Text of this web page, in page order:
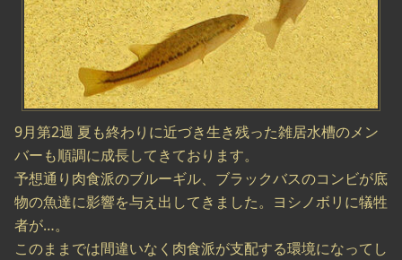
9月第2週 夏も終わりに近づき生き残った雑居水槽のメン
バーも順調に成長してきております。
予想通り肉食派のブルーギル、ブラックバスのコンビが底
物の魚達に影響を与え出してきました。ヨシノボリに犠牲
者が…。
このままでは間違いなく肉食派が支配する環境になってし